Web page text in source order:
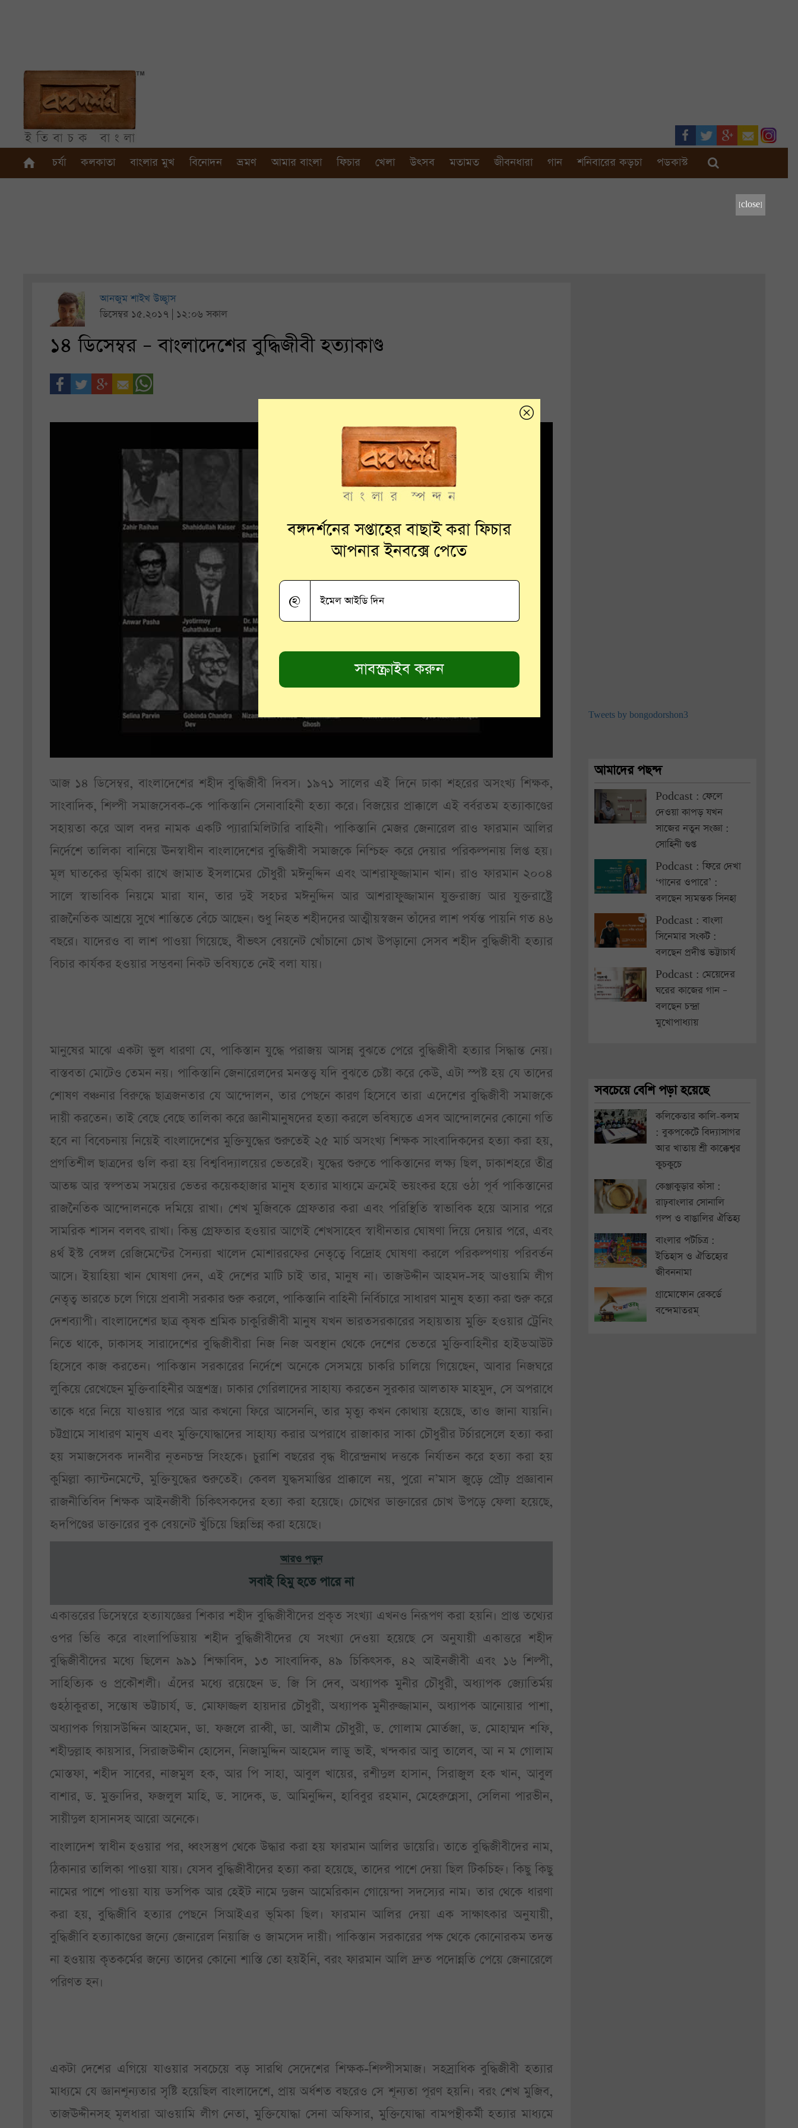
চর্যা কলকাতা বাংলার মুখ বিনোদন ভ্রমণ আমার বাংলা ফিচার খেলা উৎসব মতামত জীবনধারা গান শনিবারের কড়চা পডকাস্ট
[close]
আনজুম শাইখ উচ্ছ্বাস
ডিসেম্বর ১৫.২০১৭ | ১২:০৬ সকাল
১৪ ডিসেম্বর – বাংলাদেশের বুদ্ধিজীবী হত্যাকাণ্ড
আজ ১৪ ডিসেম্বর, বাংলাদেশের শহীদ বুদ্ধিজীবী দিবস। ১৯৭১ সালের এই দিনে ঢাকা শহরের অসংখ্য শিক্ষক,
সাংবাদিক, শিল্পী সমাজসেবক-কে পাকিস্তানি সেনাবাহিনী হত্যা করে। বিজয়ের প্রাক্কালে এই বর্বরতম হত্যাকাণ্ডের
সহায়তা করে আল বদর নামক একটি প্যারামিলিটারি বাহিনী। পাকিস্তানি মেজর জেনারেল রাও ফারমান আলির
নির্দেশে তালিকা বানিয়ে ঊনস্বাধীন বাংলাদেশের বুদ্ধিজীবী সমাজকে নিশ্চিহ্ন করে দেয়ার পরিকল্পনায় লিপ্ত হয়।
মূল ঘাতকের ভূমিকা রাখে জামাত ইসলামের চৌধুরী মঈনুদ্দিন এবং আশরাফুজ্জামান খান। রাও ফারমান ২০০৪
সালে স্বাভাবিক নিয়মে মারা যান, তার দুই সহচর মঈনুদ্দিন আর আশরাফুজ্জামান যুক্তরাজ্য আর যুক্তরাষ্ট্রে
রাজনৈতিক আশ্রয়ে সুখে শান্তিতে বেঁচে আছেন। শুধু নিহত শহীদদের আত্মীয়স্বজন তাঁদের লাশ পর্যন্ত পায়নি গত ৪৬
বছরে। যাদেরও বা লাশ পাওয়া গিয়েছে, বীভৎস বেয়নেট খোঁচানো চোখ উপড়ানো সেসব শহীদ বুদ্ধিজীবী হত্যার
বিচার কার্যকর হওয়ার সম্ভবনা নিকট ভবিষ্যতে নেই বলা যায়।
মানুষের মাঝে একটা ভুল ধারণা যে, পাকিস্তান যুদ্ধে পরাজয় আসন্ন বুঝতে পেরে বুদ্ধিজীবী হত্যার সিদ্ধান্ত নেয়।
বাস্তবতা মোটেও তেমন নয়। পাকিস্তানি জেনারেলদের মনস্তত্ত্ব যদি বুঝতে চেষ্টা করে কেউ, এটা স্পষ্ট হয় যে তাদের
শোষণ বঞ্চনার বিরুদ্ধে ছাত্রজনতার যে আন্দোলন, তার পেছনে কারণ হিসেবে তারা এদেশের বুদ্ধিজীবী সমাজকে
দায়ী করতেন। তাই বেছে বেছে তালিকা করে জ্ঞানীমানুষদের হত্যা করলে ভবিষ্যতে এসব আন্দোলনের কোনো গতি
হবে না বিবেচনায় নিয়েই বাংলাদেশের মুক্তিযুদ্ধের শুরুতেই ২৫ মার্চ অসংখ্য শিক্ষক সাংবাদিকদের হত্যা করা হয়,
প্রগতিশীল ছাত্রদের গুলি করা হয় বিশ্ববিদ্যালয়ের ভেতরেই। যুদ্ধের শুরুতে পাকিস্তানের লক্ষ্য ছিল, ঢাকাশহরে তীব্র
আতঙ্ক আর স্বল্পতম সময়ের ভেতর কয়েকহাজার মানুষ হত্যার মাধ্যমে ক্রমেই ভয়ংকর হয়ে ওঠা পূর্ব পাকিস্তানের
রাজনৈতিক আন্দোলনকে দমিয়ে রাখা। শেখ মুজিবকে গ্রেফতার করা এবং পরিস্থিতি স্বাভাবিক হয়ে আসার পরে
সামরিক শাসন বলবৎ রাখা। কিন্তু গ্রেফতার হওয়ার আগেই শেখসাহেব স্বাধীনতার ঘোষণা দিয়ে দেয়ার পরে, এবং
৪র্থ ইস্ট বেঙ্গল রেজিমেন্টের সৈন্যরা খালেদ মোশাররফের নেতৃত্বে বিদ্রোহ ঘোষণা করলে পরিকল্পণায় পরিবর্তন
আসে। ইয়াহিয়া খান ঘোষণা দেন, এই দেশের মাটি চাই তার, মানুষ না। তাজউদ্দীন আহমদ-সহ আওয়ামি লীগ
নেতৃত্ব ভারতে চলে গিয়ে প্রবাসী সরকার শুরু করলে, পাকিস্তানি বাহিনী নির্বিচারে সাধারণ মানুষ হত্যা করা শুরু করে
দেশব্যাপী। বাংলাদেশের ছাত্র কৃষক শ্রমিক চাকুরিজীবী মানুষ যখন ভারতসরকারের সহায়তায় মুক্তি হওয়ার ট্রেনিং
নিতে থাকে, ঢাকাসহ সারাদেশের বুদ্ধিজীবীরা নিজ নিজ অবস্থান থেকে দেশের ভেতরে মুক্তিবাহিনীর হাইডআউট
হিসেবে কাজ করতেন। পাকিস্তান সরকারের নির্দেশে অনেকে সেসময়ে চাকরি চালিয়ে গিয়েছেন, আবার নিজঘরে
লুকিয়ে রেখেছেন মুক্তিবাহিনীর অস্ত্রশস্ত্র। ঢাকার গেরিলাদের সাহায্য করতেন সুরকার আলতাফ মাহমুদ, সে অপরাধে
তাকে ধরে নিয়ে যাওয়ার পরে আর কখনো ফিরে আসেননি, তার মৃত্যু কখন কোথায় হয়েছে, তাও জানা যায়নি।
চট্টগ্রামে সাধারণ মানুষ এবং মুক্তিযোদ্ধাদের সাহায্য করার অপরাধে রাজাকার সাকা চৌধুরীর টর্চারসেলে হত্যা করা
হয় সমাজসেবক দানবীর নূতনচন্দ্র সিংহকে। চুরাশি বছরের বৃদ্ধ ধীরেন্দ্রনাথ দত্তকে নির্যাতন করে হত্যা করা হয়
কুমিল্লা ক্যান্টনমেন্টে, মুক্তিযুদ্ধের শুরুতেই। কেবল যুদ্ধসমাপ্তির প্রাক্কালে নয়, পুরো ন’মাস জুড়ে প্রৌঢ় প্রজ্ঞাবান
রাজনীতিবিদ শিক্ষক আইনজীবী চিকিৎসকদের হত্যা করা হয়েছে। চোখের ডাক্তারের চোখ উপড়ে ফেলা হয়েছে,
হৃদপিণ্ডের ডাক্তারের বুক বেয়নেট খুঁচিয়ে ছিন্নভিন্ন করা হয়েছে।
আরও পড়ুন
সবাই হিমু হতে পারে না
একাত্তরের ডিসেম্বরে হত্যাযজ্ঞের শিকার শহীদ বুদ্ধিজীবীদের প্রকৃত সংখ্যা এখনও নিরূপণ করা হয়নি। প্রাপ্ত তথ্যের
ওপর ভিত্তি করে বাংলাপিডিয়ায় শহীদ বুদ্ধিজীবীদের যে সংখ্যা দেওয়া হয়েছে সে অনুযায়ী একাত্তরে শহীদ
বুদ্ধিজীবীদের মধ্যে ছিলেন ৯৯১ শিক্ষাবিদ, ১৩ সাংবাদিক, ৪৯ চিকিত্সক, ৪২ আইনজীবী এবং ১৬ শিল্পী,
সাহিত্যিক ও প্রকৌশলী। এঁদের মধ্যে রয়েছেন ড. জি সি দেব, অধ্যাপক মুনীর চৌধুরী, অধ্যাপক জ্যোতির্ময়
গুহঠাকুরতা, সন্তোষ ভট্টাচার্য, ড. মোফাজ্জল হায়দার চৌধুরী, অধ্যাপক মুনীরুজ্জামান, অধ্যাপক আনোয়ার পাশা,
অধ্যাপক গিয়াসউদ্দিন আহমেদ, ডা. ফজলে রাব্বী, ডা. আলীম চৌধুরী, ড. গোলাম মোর্তজা, ড. মোহাম্মদ শফি,
শহীদুল্লাহ কায়সার, সিরাজউদ্দীন হোসেন, নিজামুদ্দিন আহমেদ লাডু ভাই, খন্দকার আবু তালেব, আ ন ম গোলাম
মোস্তফা, শহীদ সাবের, নাজমুল হক, আর পি সাহা, আবুল খায়ের, রশীদুল হাসান, সিরাজুল হক খান, আবুল
বাশার, ড. মুক্তাদির, ফজলুল মাহি, ড. সাদেক, ড. আমিনুদ্দিন, হাবিবুর রহমান, মেহেরুন্নেসা, সেলিনা পারভীন,
সায়ীদুল হাসানসহ আরো অনেকে।
বাংলাদেশ স্বাধীন হওয়ার পর, ধ্বংসস্তুপ থেকে উদ্ধার করা হয় ফারমান আলির ডায়েরি। তাতে বুদ্ধিজীবীদের নাম,
ঠিকানার তালিকা পাওয়া যায়। যেসব বুদ্ধিজীবীদের হত্যা করা হয়েছে, তাদের পাশে দেয়া ছিল টিকচিহ্ন। কিছু কিছু
নামের পাশে পাওয়া যায় ডসপিক আর হেইট নামে দুজন আমেরিকান গোয়েন্দা সদস্যের নাম। তার থেকে ধারণা
করা হয়, বুদ্ধিজীবি হত্যার পেছনে সিআইএর ভূমিকা ছিল। ফারমান আলির দেয়া এক সাক্ষাৎকার অনুযায়ী,
বুদ্ধিজীবি হত্যাকাণ্ডের জন্যে জেনারেল নিয়াজি ও জামসেদ দায়ী। পাকিস্তান সরকারের পক্ষ থেকে কোনোরকম তদন্ত
না হওয়ায় কৃতকর্মের জন্যে তাদের কোনো শাস্তি তো হয়ইনি, বরং ফারমান আলি দ্রুত পদোন্নতি পেয়ে জেনারেলে
পরিণত হন।
একটা দেশের এগিয়ে যাওয়ার সবচেয়ে বড় সারথি সেদেশের শিক্ষক-শিল্পীসমাজ। সহস্রাধিক বুদ্ধিজীবী হত্যার
মাধ্যমে যে জ্ঞানশূন্যতার সৃষ্টি হয়েছিল বাংলাদেশে, প্রায় অর্ধশত বছরেও সে শূন্যতা পূরণ হয়নি। বরং শেখ মুজিব,
তাজঊদ্দীনসহ মূলধারা আওয়ামি লীগ নেতা, মুক্তিযোদ্ধা সেনা অফিসার, মুক্তিযোদ্ধা বামপন্থীকর্মী হত্যার মাধ্যমে
Tweets by bongodorshon3
আমাদের পছন্দ
Podcast : ফেলে
দেওয়া কাপড় যখন
সাজের নতুন সংজ্ঞা :
সোহিনী গুপ্ত
Podcast : ফিরে দেখা
‘গানের ওপারে’ :
বলছেন স্যমন্তক সিনহা
Podcast : বাংলা
সিনেমার সংকট :
বলছেন প্রদীপ্ত ভট্টাচার্য
Podcast : মেয়েদের
ঘরের কাজের গান –
বলছেন চন্দ্রা
মুখোপাধ্যায়
সবচেয়ে বেশি পড়া হয়েছে
কলিকেতার কালি-কলম
: বুকপকেটে বিদ্যাসাগর
আর খাতায় শ্রী কাক্কেশ্বর
কুচকুচে
কেঞ্জাকুড়ার কাঁসা :
রাঢ়বাংলার সোনালি
গল্প ও বাঙালির ঐতিহ্য
বাংলার পটচিত্র :
ইতিহাস ও ঐতিহ্যের
জীবননামা
গ্রামোফোন রেকর্ডে
বন্দেমাতরম্
বঙ্গদর্শনের সপ্তাহের বাছাই করা ফিচার
আপনার ইনবক্সে পেতে
@